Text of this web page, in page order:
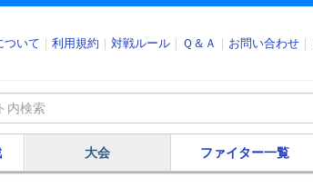
ついて 利用規約 対戦ルール Ｑ＆Ａ お問い合わせ
大会 ファイター一覧